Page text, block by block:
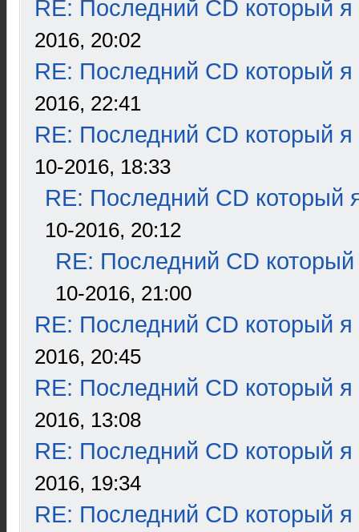
RE: Последний CD который я
2016, 20:02
RE: Последний CD который я
2016, 22:41
RE: Последний CD который я
10-2016, 18:33
RE: Последний CD который
10-2016, 20:12
RE: Последний CD который
10-2016, 21:00
RE: Последний CD который я
2016, 20:45
RE: Последний CD который я
2016, 13:08
RE: Последний CD который я
2016, 19:34
RE: Последний CD который я